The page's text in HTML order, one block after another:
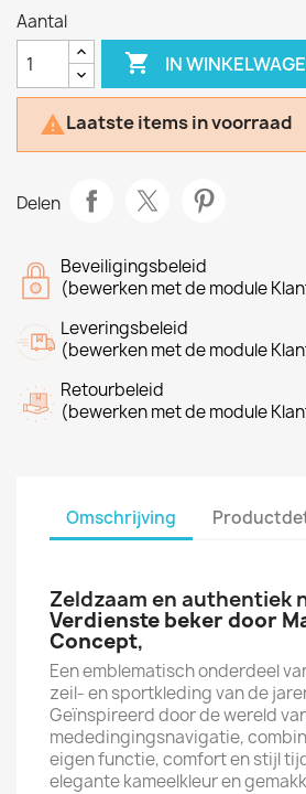
Aantal
 IN
Laatste items in voorraad
Delen
Beveiligingsbeleid
(bewerken met de module
Leveringsbeleid
(bewerken met de module
Retourbeleid
(bewerken met de module
Omschrijving
Zeldzaam en authentiek
Verdienste beker door
Concept,
Een emblematisch onderdeel
zeil- en sportkleding van de
Geïnspireerd door de wereld
mededingingsnavigatie,
eigen functie, comfort en stijl
elegante kameelkleur en